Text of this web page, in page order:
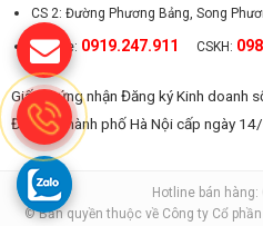
CS 2: Đường Phương Bảng, Song
Hotline: 0919.247.911 CSKH:
Giấy chứng nhận Đăng ký Kinh doanh
Đầu tư Thành phố Hà Nội cấp ngày
Hotline bán hàng:
© Bản quyền thuộc về Công ty Cổ